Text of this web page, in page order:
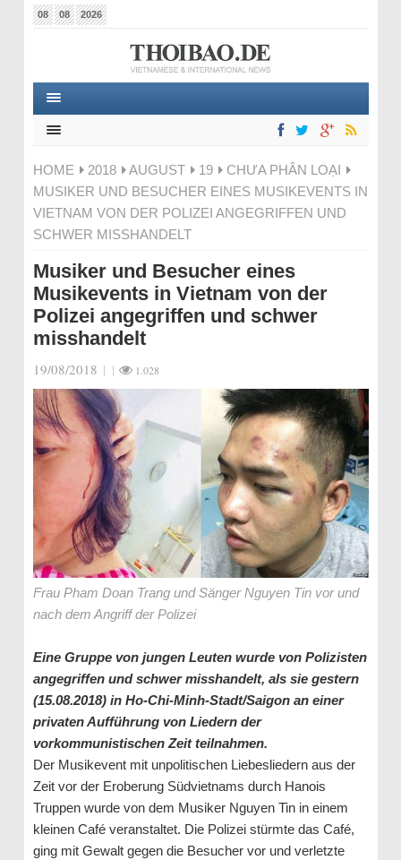
08 08 2026
HOME 2018 AUGUST 19
CHƯA PHÂN LOẠI
MUSIKER UND BESUCHER EINES MUSIKEVENTS IN
VIETNAM VON DER POLIZEI ANGEGRIFFEN UND
SCHWER MISSHANDELT
Musiker und Besucher eines
Musikevents in Vietnam von der
Polizei angegriffen und schwer
misshandelt
19/08/2018 | | 1.028
Frau Pham Doan Trang und Sänger Nguyen Tin vor und
nach dem Angriff der Polizei
Eine Gruppe von jungen Leuten wurde von Polizisten
angegriffen und schwer misshandelt, als sie gestern
(15.08.2018) in Ho-Chi-Minh-Stadt/Saigon an einer
privaten Aufführung von Liedern der
vorkommunistischen Zeit teilnahmen.
Der Musikevent mit unpolitischen Liebesliedern aus der
Zeit vor der Eroberung Südvietnams durch Hanois
Truppen wurde von dem Musiker Nguyen Tin in einem
kleinen Café veranstaltet. Die Polizei stürmte das Café,
ging mit Gewalt gegen die Besucher vor und verletzte